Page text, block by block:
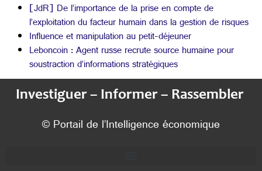
[JdR] De l’importance de la prise en compte de
l’exploitation du facteur humain dans la gestion de risques
Influence et manipulation au petit-déjeuner
Leboncoin : Agent russe recrute source humaine pour
soustraction d’informations stratégiques
Investiguer – Informer – Rassembler
© Portail de l’Intelligence économique